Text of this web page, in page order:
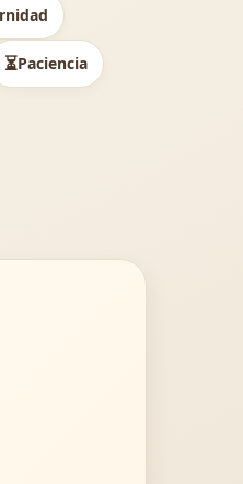
⏳Paciencia